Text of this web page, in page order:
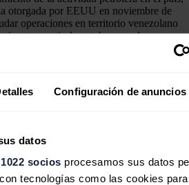
Configuración de anuncios
datos
socios procesamos sus datos
tecnologías como las cookies para
otorgada por EEUU en noviembre de
operaciones en territorio venezolano
a partir de octubre pasado, un
que representa una alternativa
de "incidir positivamente" en el
gas.